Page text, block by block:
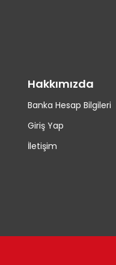
Hakkımızda
Banka Hesap Bilgileri
Giriş Yap
İletişim